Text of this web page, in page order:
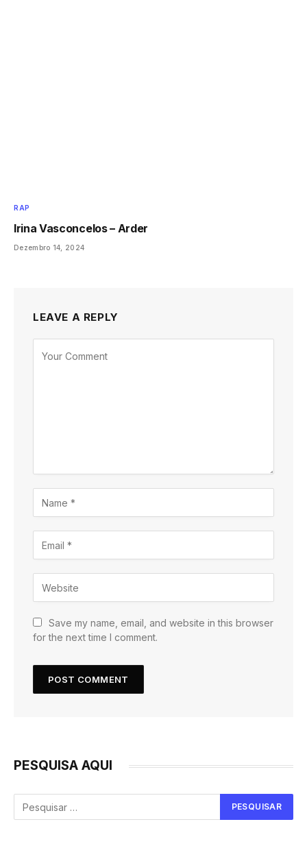
RAP
Irina Vasconcelos – Arder
Dezembro 14, 2024
LEAVE A REPLY
Save my name, email, and website in this browser
for the next time I comment.
PESQUISA AQUI